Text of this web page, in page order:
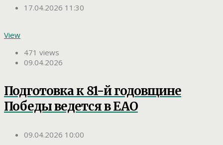
17.04.2026 11:30
View
471 views
09.04.2026
Подготовка к 81-й годовщине
Победы ведется в ЕАО
09.04.2026 10:00